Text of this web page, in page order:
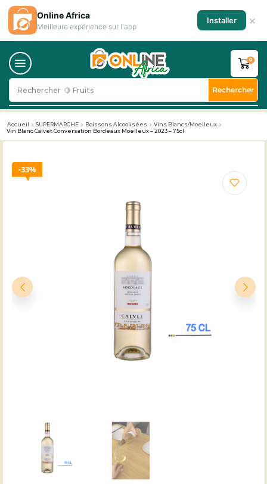
Rechercher 🥛 Milk Rechercher
0
Accueil SUPERMARCHE Boissons Alcoolisées
Vins Blancs/Moelleux
Vin Blanc Calvet Conversation Bordeaux Moelleux – 2023 – 75cl
33%
Online Africa
Meilleure expérience sur l'app
Installer ×